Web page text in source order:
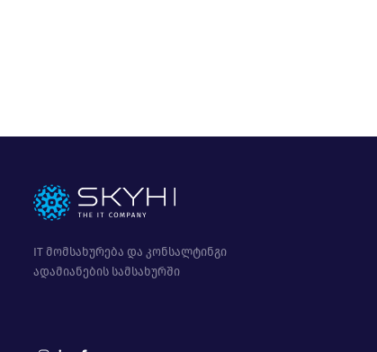
IT მომსახურება და კონსალტინგი
ადამიანების სამსახურში